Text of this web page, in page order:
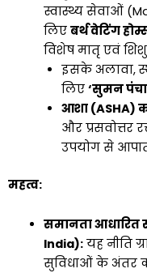
स्वास्थ्य सेवाओं
लिए बर्थ वेटिंग
विशेष मातृ एवं शिशु
इसके अलावा,
लिए ‘सुमन
आशा (ASHA)
और प्रसवोत्तर
उपयोग से
महत्व:
समानता आधारित
India):यह नीति
सुविधाओं के अंतर